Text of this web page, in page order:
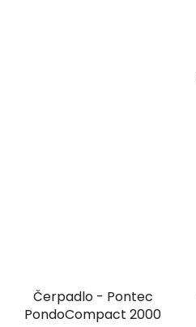
Čerpadlo - Pontec
PondoCompact 2000